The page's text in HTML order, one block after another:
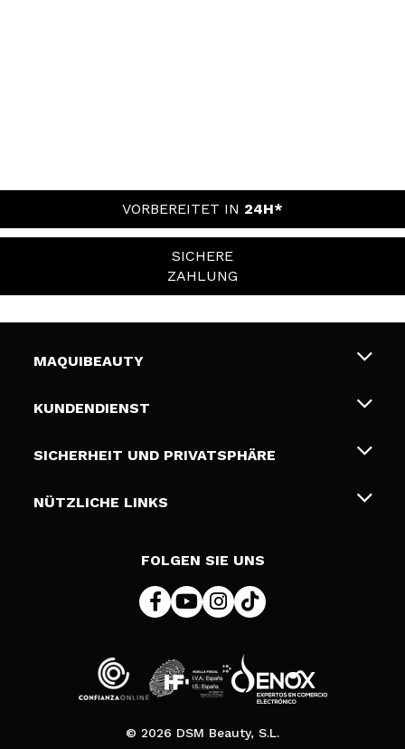
VORBEREITET IN 24H*
SICHERE
ZAHLUNG
MAQUIBEAUTY
Über uns
Geschenkkarten
KUNDENDIENST
Liefer- und Versandkosten
Zahlung
SICHERHEIT UND PRIVATSPHÄRE
Bedingungen und Datenschutz
NÜTZLICHE LINKS
FOLGEN SIE UNS
© 2026 DSM Beauty, S.L.